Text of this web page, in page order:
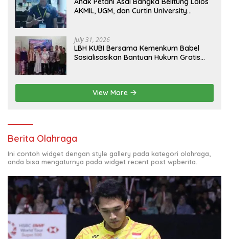
AKMIL, UGM, dan Curtin University
July 31, 2026
LBH KUBI Bersama Kemenkum Babel
Sosialisasikan Bantuan Hukum Gratis
View More
Berita Olahraga
Ini contoh widget dengan style gallery pada kategori olahraga,
anda bisa mengaturnya pada widget recent post wpberita.